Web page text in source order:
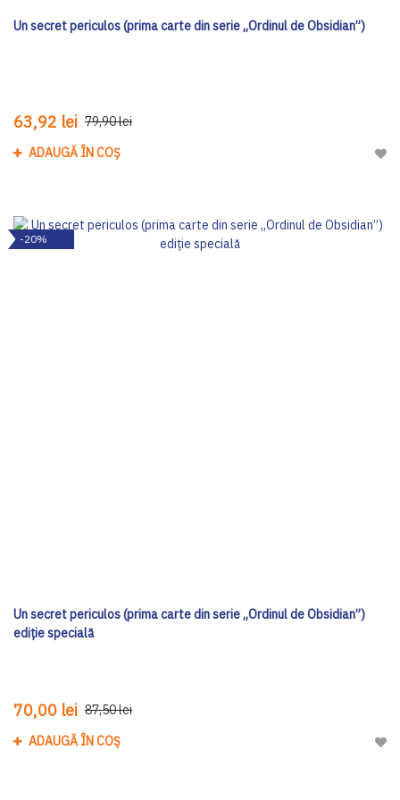
Un secret periculos (prima carte din serie „Ordinul de Obsidian”)
63,92 lei 79,90 lei
ADAUGĂ ÎN COȘ
-20%
Un secret periculos (prima carte din serie „Ordinul de Obsidian”)
ediţie specială
70,00 lei 87,50 lei
ADAUGĂ ÎN COȘ